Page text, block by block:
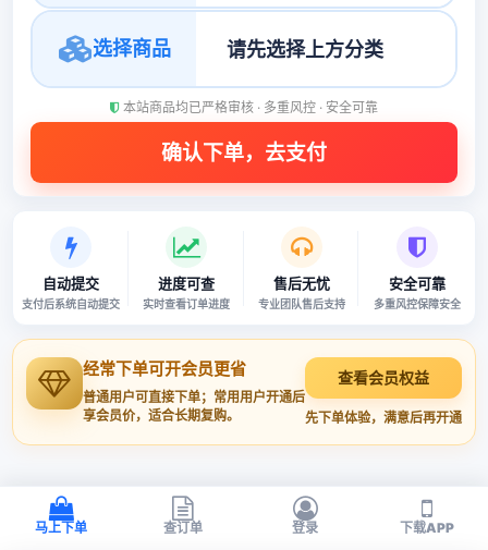
选择商品
本站商品均已严格审核 · 多重风控 · 安全可靠
自动提交
支付后系统自动提交
进度可查
实时查看订单进度
售后无忧
专业团队售后支持
安全可靠
多重风控保障安全
经常下单可开会员更省
普通用户可直接下单；常用用户开通后
享会员价，适合长期复购。
查看会员权益
先下单体验，满意后再开通
马上下单 查订单 登录 下载APP